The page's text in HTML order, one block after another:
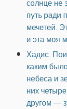
солнце не
путь ради
мечетей.
и эта моя
Хадис:
каким
небеса и
них
другом —